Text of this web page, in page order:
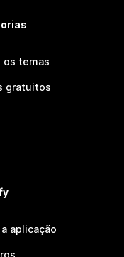
os temas
gratuitos
aplicação